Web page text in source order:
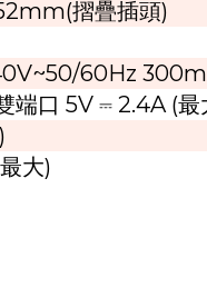
摺疊插頭)
60Hz
端口 5V ⎓ 2.4A (最
大)